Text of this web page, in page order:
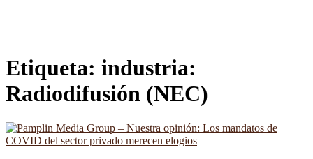
Etiqueta: industria:
Radiodifusión (NEC)